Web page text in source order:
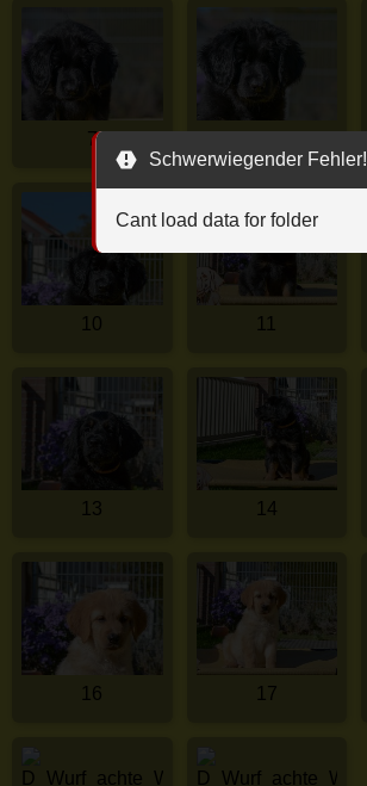
7
10 11
13 14
16 17
Schwerwiegender Fehler!
Cant load data for folder